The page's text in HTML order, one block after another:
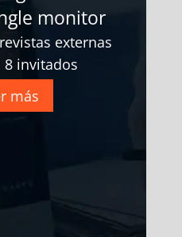
externas
8 invitados
más